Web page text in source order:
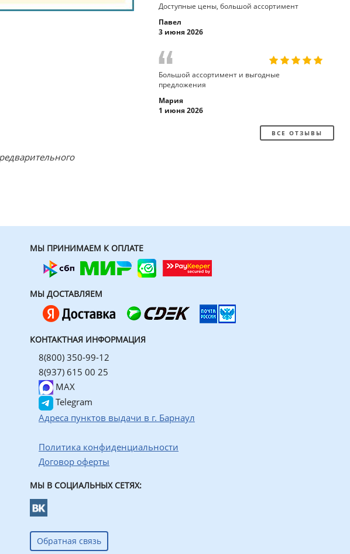
Доступные цены, большой ассортимент
Павел
3 июня 2026
Большой ассортимент и выгодные
предложения
Мария
1 июня 2026
ВСЕ ОТЗЫВЫ
МЫ ПРИНИМАЕМ К ОПЛАТЕ
МЫ ДОСТАВЛЯЕМ
КОНТАКТНАЯ ИНФОРМАЦИЯ
8(800) 350-99-12
8(937) 615 00 25
MAX
Telegram
Адреса пунктов выдачи в г. Барнаул
Политика конфиденциальности
Договор оферты
МЫ В СОЦИАЛЬНЫХ СЕТЯХ:
Обратная связь